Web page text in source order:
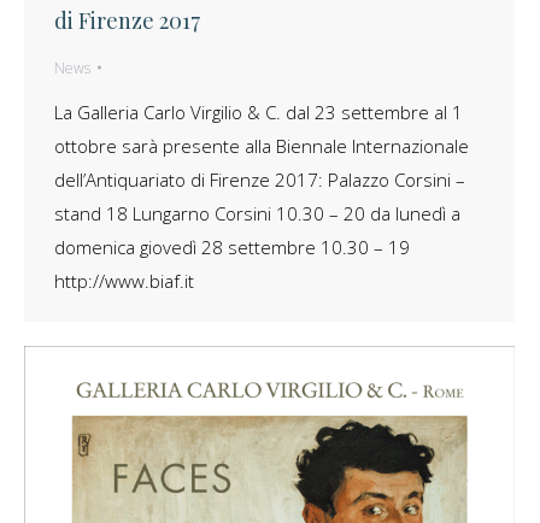
di Firenze 2017
News
La Galleria Carlo Virgilio & C. dal 23 settembre al 1
ottobre sarà presente alla Biennale Internazionale
dell’Antiquariato di Firenze 2017: Palazzo Corsini –
stand 18 Lungarno Corsini 10.30 – 20 da lunedì a
domenica giovedì 28 settembre 10.30 – 19
http://www.biaf.it